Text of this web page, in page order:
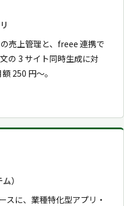
売上管理と、freee 連携で
の 3 サイト同時生成に対
250 円〜。
）
スに、業種特化型アプリ・